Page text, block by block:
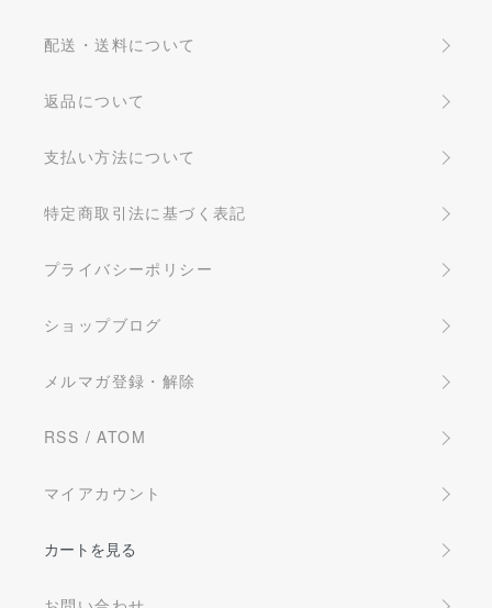
配送・送料について
返品について
支払い方法について
特定商取引法に基づく表記
プライバシーポリシー
ショップブログ
メルマガ登録・解除
RSS /ATOM
マイアカウント
カートを見る